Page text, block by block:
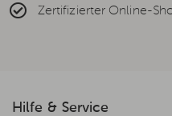
Zertifizierter Online-
Hilfe & Service